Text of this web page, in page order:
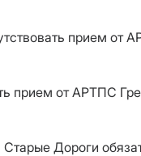
прием от
прием от АРТПС
Дороги